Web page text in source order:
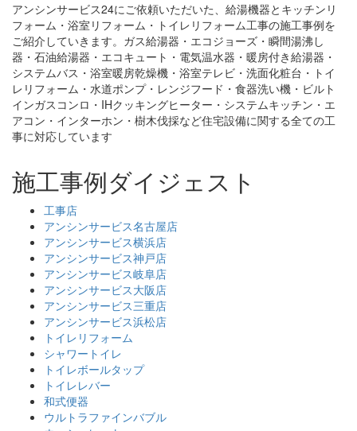
アンシンサービス24にご依頼いただいた、給湯機器とキッチンリ
フォーム・浴室リフォーム・トイレリフォーム工事の施工事例を
ご紹介していきます。ガス給湯器・エコジョーズ・瞬間湯沸し
器・石油給湯器・エコキュート・電気温水器・暖房付き給湯器・
システムバス・浴室暖房乾燥機・浴室テレビ・洗面化粧台・トイ
レリフォーム・水道ポンプ・レンジフード・食器洗い機・ビルト
インガスコンロ・IHクッキングヒーター・システムキッチン・エ
アコン・インターホン・樹木伐採など住宅設備に関する全ての工
事に対応しています
施工事例ダイジェスト
工事店
アンシンサービス名古屋店
アンシンサービス横浜店
アンシンサービス神戸店
アンシンサービス岐阜店
アンシンサービス大阪店
アンシンサービス三重店
アンシンサービス浜松店
トイレリフォーム
シャワートイレ
トイレボールタップ
トイレレバー
和式便器
ウルトラファインバブル